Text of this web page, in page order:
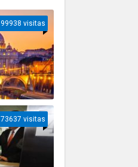
99938 visitas
73637 visitas